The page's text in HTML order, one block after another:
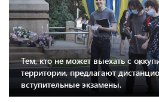
Тем, кто не может выехать с
территории, предлагают
вступительные экзамены.